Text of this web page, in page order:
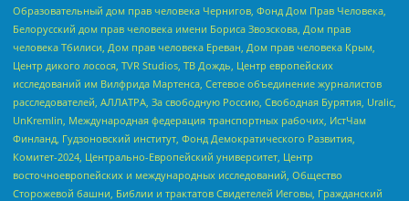
Образовательный дом прав человека Чернигов, Фонд Дом Прав Человека,
Белорусский дом прав человека имени Бориса Звозскова, Дом прав
человека Тбилиси, Дом прав человека Ереван, Дом прав человека Крым,
Центр дикого лосося, TVR Studios, ТВ Дождь, Центр европейских
исследований им Вилфрида Мартенса, Сетевое объединение журналистов
расследователей, АЛЛАТРА, За свободную Россию, Свободная Бурятия, Uralic,
UnKremlin, Международная федерация транспортных рабочих, ИстЧам
Финланд, Гудзоновский институт, Фонд Демократического Развития,
Комитет-2024, Центрально-Европейский университет, Центр
восточноевропейских и международных исследований, Общество
Сторожевой башни, Библии и трактатов Свидетелей Иеговы, Гражданский